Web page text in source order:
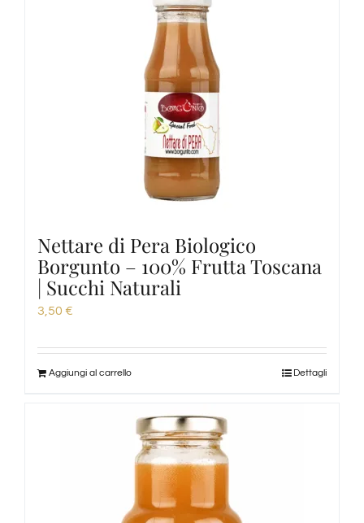
Nettare di Pera Biologico
Borgunto – 100% Frutta Toscana
| Succhi Naturali
3,50 €
Aggiungi al carrello Dettagli